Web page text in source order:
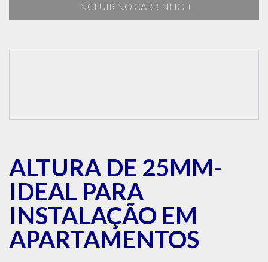
ALTURA DE 25MM-
IDEAL PARA
INSTALAÇÃO EM
APARTAMENTOS